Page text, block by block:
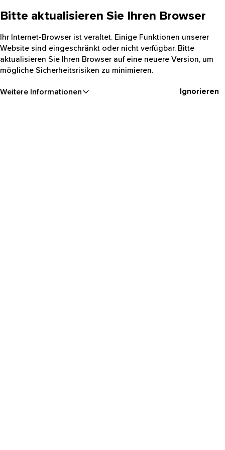
Bitte aktualisieren Sie Ihren Browser
Ihr Internet-Browser ist veraltet. Einige Funktionen unserer
Website sind eingeschränkt oder nicht verfügbar. Bitte
aktualisieren Sie Ihren Browser auf eine neuere Version, um
mögliche Sicherheitsrisiken zu minimieren.
Weitere Informationen Ignorieren